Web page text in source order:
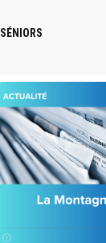
SÉNIORS